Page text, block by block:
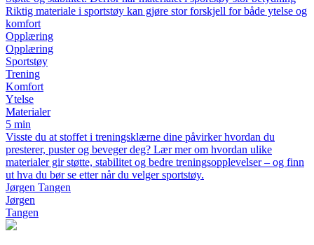
Riktig materiale i sportstøy kan gjøre stor forskjell for både ytelse og
komfort
Opplæring
Opplæring
Sportstøy
Trening
Komfort
Ytelse
Materialer
5 min
Visste du at stoffet i treningsklærne dine påvirker hvordan du
presterer, puster og beveger deg? Lær mer om hvordan ulike
materialer gir støtte, stabilitet og bedre treningsopplevelser – og finn
ut hva du bør se etter når du velger sportstøy.
Jørgen Tangen
Jørgen
Tangen